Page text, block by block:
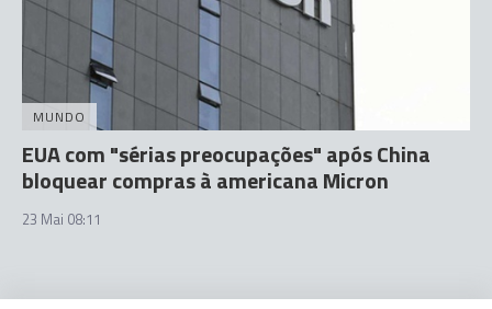
MUNDO
EUA com "sérias preocupações" após China
bloquear compras à americana Micron
23 Mai 08:11